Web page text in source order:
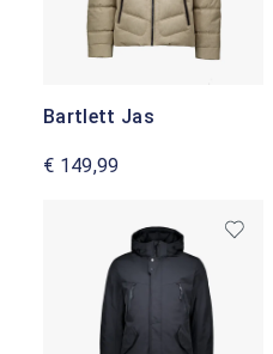
Bartlett Jas
€ 149,99